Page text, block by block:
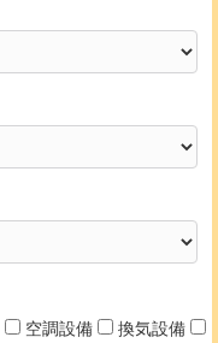
空調設備
換気設備